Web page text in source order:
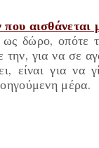
αισθάνεται
δώρο, οπότε
την, για να σε
είναι για να
μέρα.